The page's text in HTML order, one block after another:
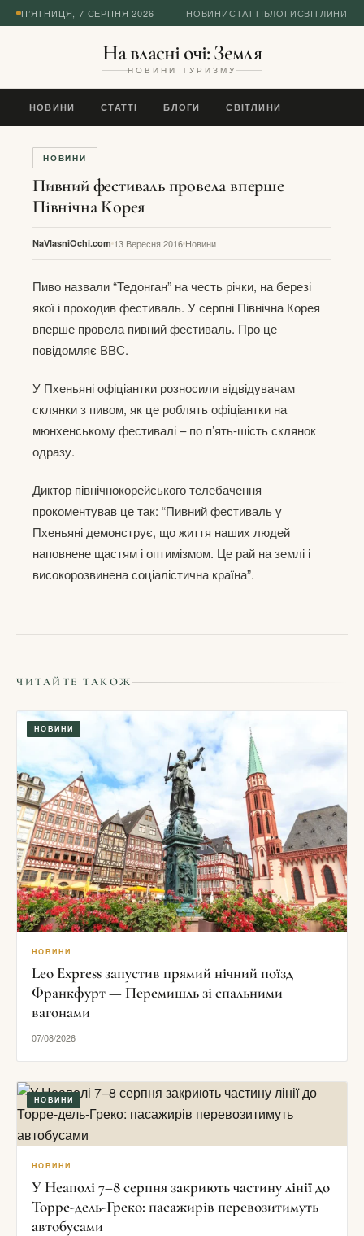
П’ЯТНИЦЯ, 7 СЕРПНЯ 2026 НОВИНИСТАТТІБЛОГИСВІТЛИНИ
На власні очі: Земля
НОВИНИ ТУРИЗМУ
НОВИНИ СТАТТІ БЛОГИ СВІТЛИНИ
НОВИНИ
Пивний фестиваль провела вперше
Північна Корея
NaVlasniOchi.com 13 Вересня 2016 Новини
Пиво назвали “Тедонган” на честь річки, на березі
якої і проходив фестиваль. У серпні Північна Корея
вперше провела пивний фестиваль. Про це
повідомляє ВВС.
У Пхеньяні офіціантки розносили відвідувачам
склянки з пивом, як це роблять офіціантки на
мюнхенському фестивалі – по п’ять-шість склянок
одразу.
Диктор північнокорейського телебачення
прокоментував це так: “Пивний фестиваль у
Пхеньяні демонструє, що життя наших людей
наповнене щастям і оптимізмом. Це рай на землі і
високорозвинена соціалістична країна”.
ЧИТАЙТЕ ТАКОЖ
НОВИНИ
НОВИНИ
Leo Express запустив прямий нічний поїзд
Франкфурт — Перемишль зі спальними
вагонами
07/08/2026
НОВИНИ
НОВИНИ
У Неаполі 7–8 серпня закриють частину лінії до
Торре-дель-Греко: пасажирів перевозитимуть
автобусами